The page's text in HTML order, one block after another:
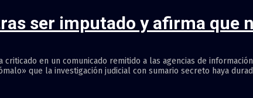
ser imputado y afirma que
en un comunicado remitido a las agencias de
que la investigación judicial con sumario secreto haya